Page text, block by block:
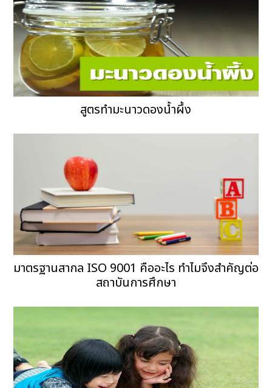
สูตรทำมะนาวดองน้ำผึ้ง
มาตรฐานสากล ISO 9001 คืออะไร ทำไมจึงสำคัญต่อ
สถาบันการศึกษา